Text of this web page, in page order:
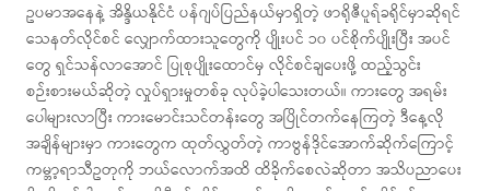
ဥပမာအနေနဲ့ အိန္ဒိယနိုင်ငံ ပန်ဂျပ်ပြည်နယ်မှာရှိတဲ့ ဖာရိုဇီပူရ်ခရိုင်မှာဆိုရင်
သေနတ်လိုင်စင် လျှောက်ထားသူတွေကို ပျိုးပင် ၁၀ ပင်စိုက်ပျိုးပြီး အပင်
တွေ ရှင်သန်လာအောင် ပြုစုပျိုးထောင်မှ လိုင်စင်ချပေးဖို့ ထည့်သွင်း
စဉ်းစားမယ်ဆိုတဲ့ လှုပ်ရှားမှုတစ်ခု လုပ်ခဲ့ပါသေးတယ်။ ကားတွေ အရမ်း
ပေါများလာပြီး ကားမောင်းသင်တန်းတွေ အပြိုင်တက်နေကြတဲ့ ဒီနေ့လို
အချိန်များမှာ ကားတွေက ထုတ်လွှတ်တဲ့ ကာဗွန်ဒိုင်အောက်ဆိုက်ကြောင့်
ကမ္ဘာ့ရာသီဥတုကို ဘယ်လောက်အထိ ထိခိုက်စေလဲဆိုတာ အသိပညာပေး